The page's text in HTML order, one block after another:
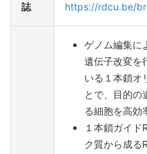
誌
https://rdcu.be/
ゲノム編集に
遺伝子改変を
いる１本鎖オ
とで、目的の
る細胞を高効
１本鎖ガイ
ク質から成る